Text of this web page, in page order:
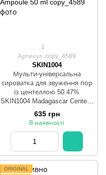
1
Артикул: copy_4589
SKIN1004
Мульти-універсальна
сироватка для звуження пор
із центеллою 50.47%
SKIN1004 Madagascar Centella
Poremizing Fresh Ampoule 50
635 грн
В наявності
ORIGINAL